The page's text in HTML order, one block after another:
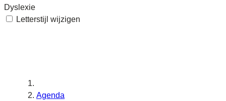
Dyslexie
Letterstijl wijzigen
Agenda